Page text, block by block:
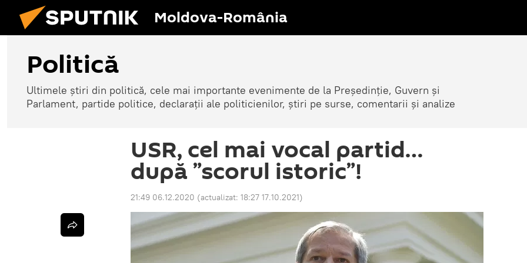
Moldova-România
Politică
Ultimele știri din politică, cele mai importante evenimente de la Președinție, Guvern și
Parlament, partide politice, declarații ale politicienilor, știri pe surse, comentarii și analize
USR, cel mai vocal partid…
după ”scorul istoric”!
21:49 06.12.2020 (actualizat: 18:27 17.10.2021)